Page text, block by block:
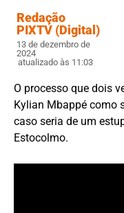
Redação
PIXTV (Digital)
13 de dezembro de
2024
atualizado às 11:03
O processo que dois
Kylian Mbappé como
caso seria de um
Estocolmo.